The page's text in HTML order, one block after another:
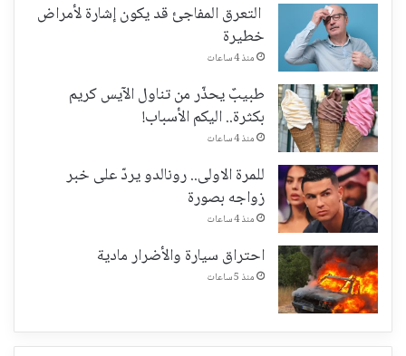
التعرق المفاجئ قد يكون إشارة لأمراض
خطيرة
منذ 4 ساعات
طبيبٌ يحذّر من تناول الآيس كريم
بكثرة.. اليكم الأسباب!
منذ 4 ساعات
للمرة الاولى.. رونالدو يردّ على خبر
زواجه بصورة
منذ 4 ساعات
احتراق سيارة والأضرار مادية
منذ 5 ساعات